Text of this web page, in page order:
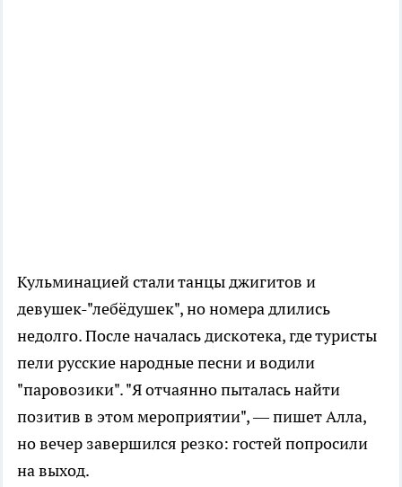
Кульминацией стали танцы джигитов и
девушек-"лебёдушек", но номера длились
недолго. После началась дискотека, где туристы
пели русские народные песни и водили
"паровозики". "Я отчаянно пыталась найти
позитив в этом мероприятии", — пишет Алла,
но вечер завершился резко: гостей попросили
на выход.